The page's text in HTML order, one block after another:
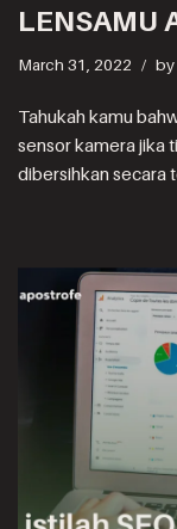
LENSAMU
March 31, 2022 by
Tahukah kamu
sensor kamera jika
dibersihkan secara